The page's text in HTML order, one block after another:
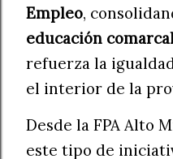
Empleo,
educación
refuerza la
el interior de la
Desde la FPA Alto
este tipo de